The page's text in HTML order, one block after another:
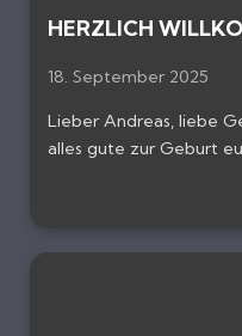
HERZLICH
18. September 2025
Lieber Andreas, liebe
alles gute zur Geburt